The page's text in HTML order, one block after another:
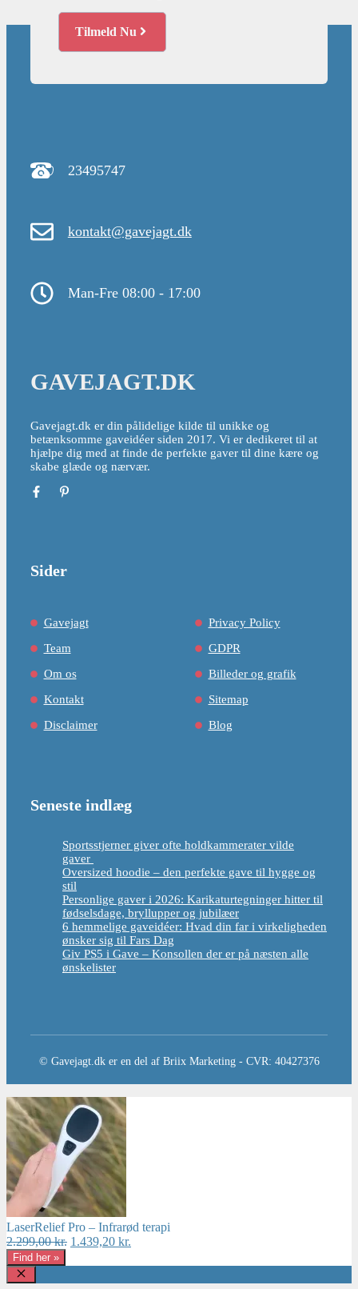
Tilmeld Nu
23495747
kontakt@gavejagt.dk
Man-Fre 08:00 - 17:00
GAVEJAGT.DK
Gavejagt.dk er din pålidelige kilde til unikke og
betænksomme gaveidéer siden 2017. Vi er dedikeret til at
hjælpe dig med at finde de perfekte gaver til dine kære og
skabe glæde og nærvær.
Sider
Gavejagt
Team
Om os
Kontakt
Disclaimer
Privacy Policy
GDPR
Billeder og grafik
Sitemap
Blog
Seneste indlæg
Sportsstjerner giver ofte holdkammerater vilde
gaver
Oversized hoodie – den perfekte gave til hygge og
stil
Personlige gaver i 2026: Karikaturtegninger hitter til
fødselsdage, bryllupper og jubilæer
6 hemmelige gaveidéer: Hvad din far i virkeligheden
ønsker sig til Fars Dag
Giv PS5 i Gave – Konsollen der er på næsten alle
ønskelister
© Gavejagt.dk er en del af Briix Marketing - CVR: 40427376
LaserRelief Pro – Infrarød terapi
2.299,00kr. Den
pris
var:
1.439,20 kr.
pris
er:
Find her »
Luk